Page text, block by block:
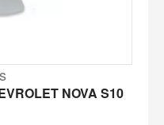
NOVA S10